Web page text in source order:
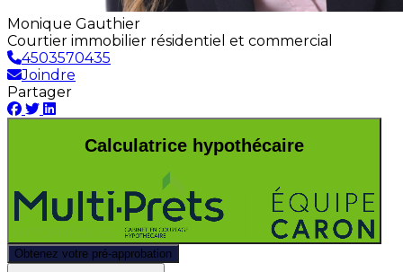
Monique Gauthier
Courtier immobilier résidentiel et commercial
4503570435
Joindre
Partager
Calculatrice hypothécaire
Obtenez votre pré-approbation